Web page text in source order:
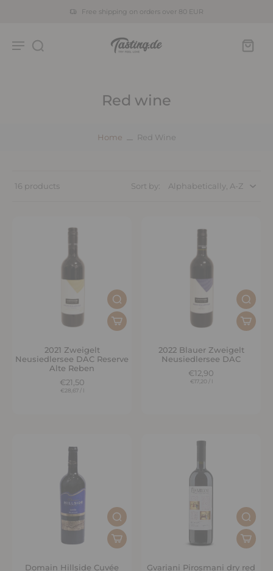
Free shipping on orders over 80 EUR
Red wine
Home Red Wine
16 products Sort by:
2021 Zweigelt
Neusiedlersee DAC Reserve
Alte Reben
€21,50
€28,67 / l
2022 Blauer Zweigelt
Neusiedlersee DAC
€12,90
€17,20 / l
Domain Hillside Cuvée
Gvariani Pirosmani dry red